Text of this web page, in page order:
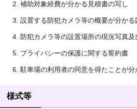
補助対象経費が分かる見積書の写し
設置する防犯カメラ等の概要が分か
防犯カメラ等の設置場所の現況写真及
プライバシーの保護に関する誓約書
駐車場の利用者の同意を得たことが分
様式等